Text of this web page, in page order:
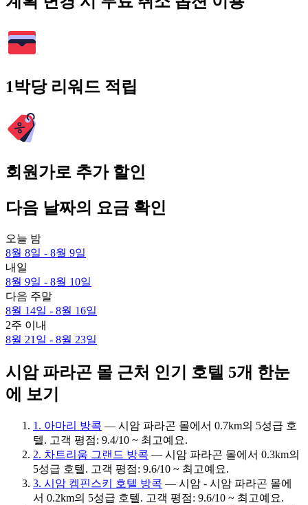
1박당 리워드 적립
회원가로 추가 할인
다음 날짜의 요금 확인
오늘 밤
8월 8일 - 8월 9일
내일
8월 9일 - 8월 10일
다음 주말
8월 14일 - 8월 16일
2주 이내
8월 21일 - 8월 23일
시암 파라곤 몰 근처 인기 호텔 5개 한눈
에 보기
1. 아마리 방콕 — 시암 파라곤 몰에서 0.7km의 5성급 호
텔. 고객 평점: 9.4/10 ~ 최고예요.
2. 차트리움 그랜드 방콕 — 시암 파라곤 몰에서 0.3km의
5성급 호텔. 고객 평점: 9.6/10 ~ 최고예요.
3. 시암 켐핀스키 호텔 방콕 — 시암 - 시암 파라곤 몰에
서 0.2km의 5성급 호텔. 고객 평점: 9.6/10 ~ 최고예요.